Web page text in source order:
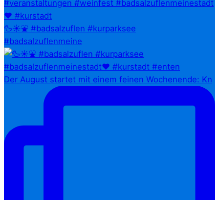
🦆☀️⛲ #badsalzuflen #kurparksee
#badsalzuflenmeine
Der August startet mit einem feinen Wochenende: Kn